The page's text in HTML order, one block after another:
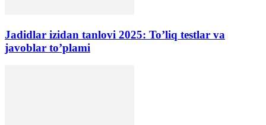
Jadidlar izidan tanlovi 2025: To’liq testlar va
javoblar to’plami